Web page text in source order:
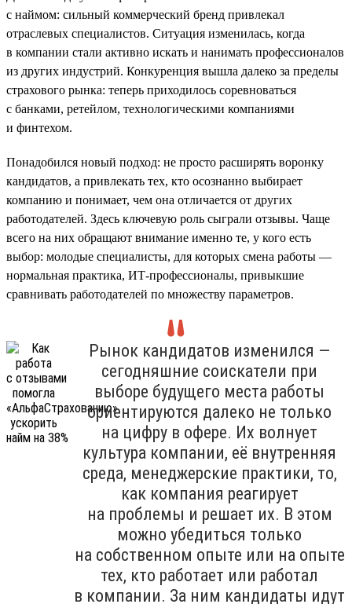
с наймом: сильный коммерческий бренд привлекал
отраслевых специалистов. Ситуация изменилась, когда
в компании стали активно искать и нанимать профессионалов
из других индустрий. Конкуренция вышла далеко за пределы
страхового рынка: теперь приходилось соревноваться
с банками, ретейлом, технологическими компаниями
и финтехом.
Понадобился новый подход: не просто расширять воронку
кандидатов, а привлекать тех, кто осознанно выбирает
компанию и понимает, чем она отличается от других
работодателей. Здесь ключевую роль сыграли отзывы. Чаще
всего на них обращают внимание именно те, у кого есть
выбор: молодые специалисты, для которых смена работы —
нормальная практика, ИТ-профессионалы, привыкшие
сравнивать работодателей по множеству параметров.
Рынок кандидатов изменился —
сегодняшние соискатели при
выборе будущего места работы
ориентируются далеко не только
на цифру в офере. Их волнует
культура компании, её внутренняя
среда, менеджерские практики, то,
как компания реагирует
на проблемы и решает их. В этом
можно убедиться только
на собственном опыте или на опыте
тех, кто работает или работал
в компании. За ним кандидаты идут